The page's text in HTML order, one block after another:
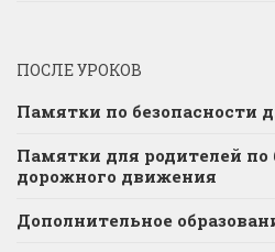
ПОСЛЕ УРОКОВ
Памятки по безопасности
Памятки для родителей по
дорожного движения
Дополнительное